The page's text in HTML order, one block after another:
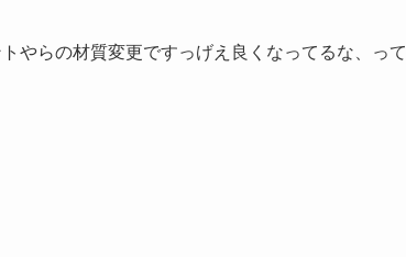
やらの材質変更ですっげえ良くなってるな、って